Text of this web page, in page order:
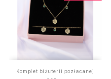
Komplet biżuterii pozłacanej